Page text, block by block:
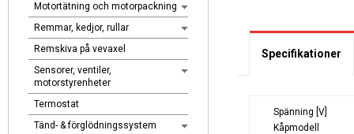
Motortätning och motorpackning
Remmar, kedjor, rullar
Remskiva på vevaxel
Sensorer, ventiler,
motorstyrenheter
Termostat
Tänd- & förglödningssystem
Specifikationer
Spänning [V]
Kåpmodell